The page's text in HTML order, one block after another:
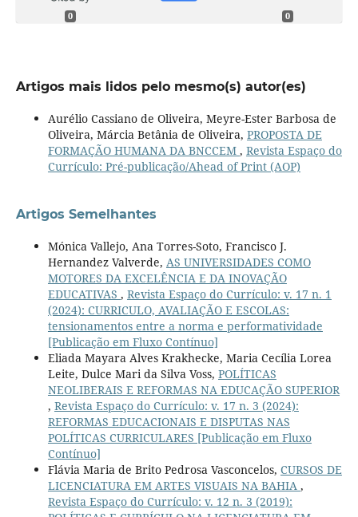
0 0
Artigos mais lidos pelo mesmo(s) autor(es)
Aurélio Cassiano de Oliveira, Meyre-Ester Barbosa de
Oliveira, Márcia Betânia de Oliveira, PROPOSTA DE
FORMAÇÃO HUMANA DA BNCCEM , Revista Espaço do
Currículo: Pré-publicação/Ahead of Print (AOP)
Artigos Semelhantes
Mónica Vallejo, Ana Torres-Soto, Francisco J.
Hernandez Valverde, AS UNIVERSIDADES COMO
MOTORES DA EXCELÊNCIA E DA INOVAÇÃO
EDUCATIVAS , Revista Espaço do Currículo: v. 17 n. 1
(2024): CURRICULO, AVALIAÇÃO E ESCOLAS:
tensionamentos entre a norma e performatividade
[Publicação em Fluxo Contínuo]
Eliada Mayara Alves Krakhecke, Maria Cecília Lorea
Leite, Dulce Mari da Silva Voss, POLÍTICAS
NEOLIBERAIS E REFORMAS NA EDUCAÇÃO SUPERIOR
, Revista Espaço do Currículo: v. 17 n. 3 (2024):
REFORMAS EDUCACIONAIS E DISPUTAS NAS
POLÍTICAS CURRICULARES [Publicação em Fluxo
Contínuo]
Flávia Maria de Brito Pedrosa Vasconcelos, CURSOS DE
LICENCIATURA EM ARTES VISUAIS NA BAHIA ,
Revista Espaço do Currículo: v. 12 n. 3 (2019):